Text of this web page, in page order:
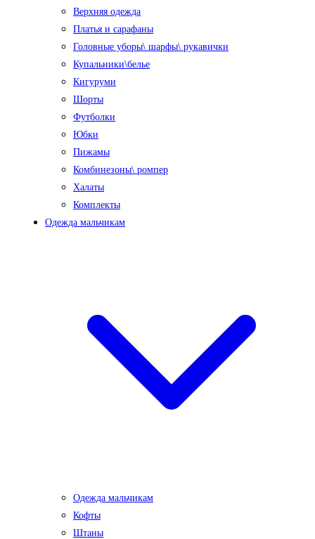
Верхняя одежда
Платья и сарафаны
Головные уборы\ шарфы\ рукавички
Купальники\белье
Кигуруми
Шорты
Футболки
Юбки
Пижамы
Комбинезоны\ ромпер
Халаты
Комплекты
Одежда мальчикам
Одежда мальчикам
Кофты
Штаны